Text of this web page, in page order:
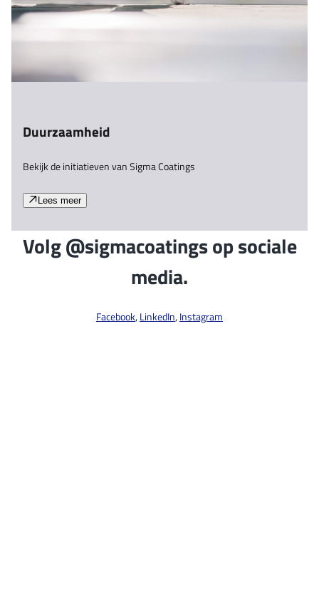
Duurzaamheid
Bekijk de initiatieven van Sigma Coatings
Lees meer
Volg @sigmacoatings op sociale
media.
Facebook,LinkedIn,Instagram